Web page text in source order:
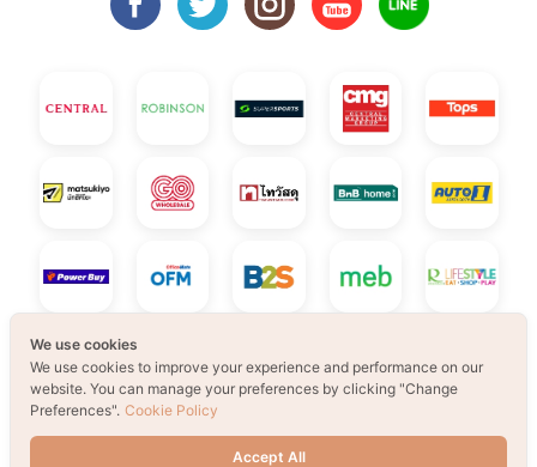
We use cookies
We use cookies to improve your experience and performance on our
website. You can manage your preferences by clicking "Change
Preferences". Cookie Policy
Accept All